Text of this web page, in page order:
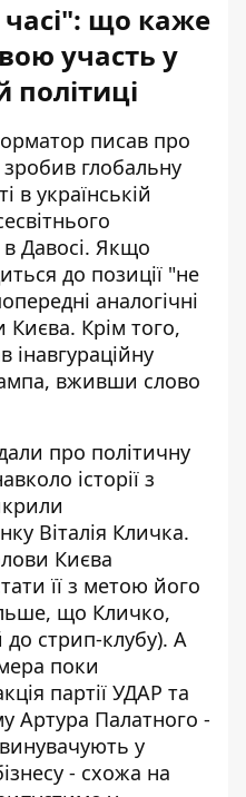
що каже
участь у
політиці
писав про
зробив глобальну
в українській
Давосі. Якщо
до позиції "не
аналогічні
Києва. Крім того,
інавгураційну
вживши слово
про політичну
історії з
Віталія Кличка.
Києва
її з метою його
що Кличко,
стрип-клубу). А
поки
партії УДАР та
Артура Палатного -
у
- схожа на